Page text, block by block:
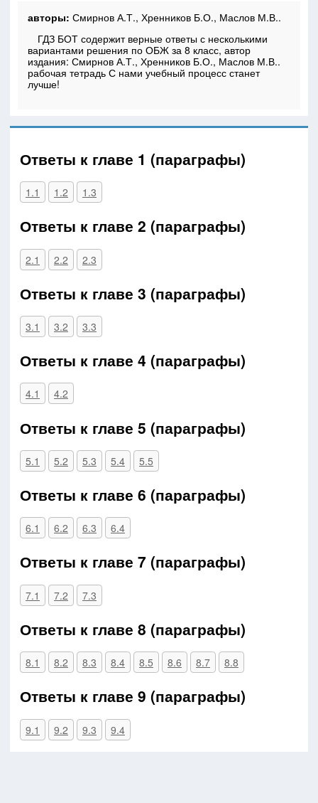
авторы:Смирнов А.Т., Хренников Б.О., Маслов М.В..
ГДЗ БОТ содержит верные ответы с несколькими
вариантами решения по ОБЖ за 8 класс, автор
издания: Смирнов А.Т., Хренников Б.О., Маслов М.В..
рабочая тетрадь С нами учебный процесс станет
лучше!
Ответы к главе 1 (параграфы)
1.1 1.2 1.3
Ответы к главе 2 (параграфы)
2.1 2.2 2.3
Ответы к главе 3 (параграфы)
3.1 3.2 3.3
Ответы к главе 4 (параграфы)
4.1 4.2
Ответы к главе 5 (параграфы)
5.1 5.2 5.3 5.4 5.5
Ответы к главе 6 (параграфы)
6.1 6.2 6.3 6.4
Ответы к главе 7 (параграфы)
7.1 7.2 7.3
Ответы к главе 8 (параграфы)
8.1 8.2 8.3 8.4 8.5 8.6 8.7 8.8
Ответы к главе 9 (параграфы)
9.1 9.2 9.3 9.4